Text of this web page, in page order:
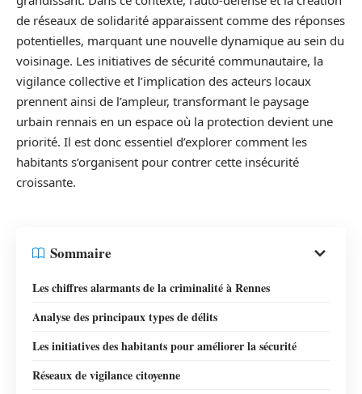
de réseaux de solidarité apparaissent comme des réponses
potentielles, marquant une nouvelle dynamique au sein du
voisinage. Les initiatives de sécurité communautaire, la
vigilance collective et l’implication des acteurs locaux
prennent ainsi de l’ampleur, transformant le paysage
urbain rennais en un espace où la protection devient une
priorité. Il est donc essentiel d’explorer comment les
habitants s’organisent pour contrer cette insécurité
croissante.
Sommaire
Les chiffres alarmants de la criminalité à Rennes
Analyse des principaux types de délits
Les initiatives des habitants pour améliorer la sécurité
Réseaux de vigilance citoyenne